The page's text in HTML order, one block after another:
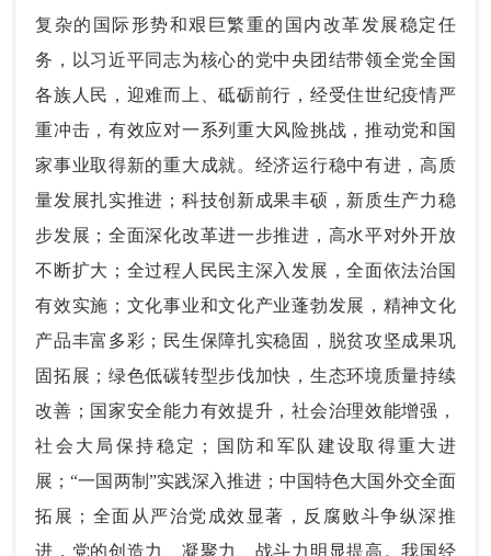
复杂的国际形势和艰巨繁重的国内改革发展稳定任
务，以习近平同志为核心的党中央团结带领全党全国
各族人民，迎难而上、砥砺前行，经受住世纪疫情严
重冲击，有效应对一系列重大风险挑战，推动党和国
家事业取得新的重大成就。经济运行稳中有进，高质
量发展扎实推进；科技创新成果丰硕，新质生产力稳
步发展；全面深化改革进一步推进，高水平对外开放
不断扩大；全过程人民民主深入发展，全面依法治国
有效实施；文化事业和文化产业蓬勃发展，精神文化
产品丰富多彩；民生保障扎实稳固，脱贫攻坚成果巩
固拓展；绿色低碳转型步伐加快，生态环境质量持续
改善；国家安全能力有效提升，社会治理效能增强，
社会大局保持稳定；国防和军队建设取得重大进
展；“一国两制”实践深入推进；中国特色大国外交全面
拓展；全面从严治党成效显著，反腐败斗争纵深推
进，党的创造力、凝聚力、战斗力明显提高。我国经